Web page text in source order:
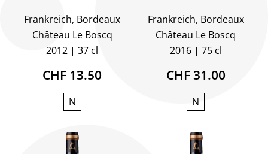
Frankreich, Bordeaux
Château Le Boscq
2012
37 cl
CHF 13.50
N
Frankreich, Bordeaux
Château Le Boscq
2016
75 cl
CHF 31.00
N